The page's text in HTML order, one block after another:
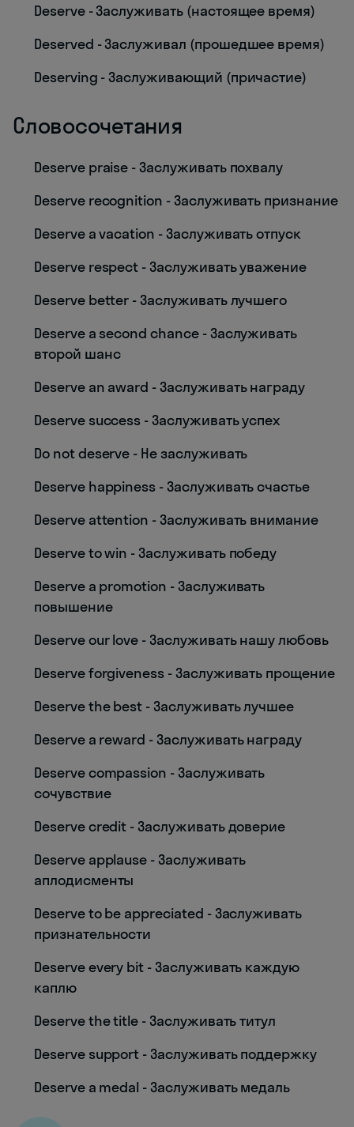
Deserve - Заслуживать (настоящее время)
Deserved - Заслуживал (прошедшее время)
Deserving - Заслуживающий (причастие)
Словосочетания
Deserve praise - Заслуживать похвалу
Deserve recognition - Заслуживать признание
Deserve a vacation - Заслуживать отпуск
Deserve respect - Заслуживать уважение
Deserve better - Заслуживать лучшего
Deserve a second chance - Заслуживать
второй шанс
Deserve an award - Заслуживать награду
Deserve success - Заслуживать успех
Do not deserve - Не заслуживать
Deserve happiness - Заслуживать счастье
Deserve attention - Заслуживать внимание
Deserve to win - Заслуживать победу
Deserve a promotion - Заслуживать
повышение
Deserve our love - Заслуживать нашу любовь
Deserve forgiveness - Заслуживать прощение
Deserve the best - Заслуживать лучшее
Deserve a reward - Заслуживать награду
Deserve compassion - Заслуживать
сочувствие
Deserve credit - Заслуживать доверие
Deserve applause - Заслуживать
аплодисменты
Deserve to be appreciated - Заслуживать
признательности
Deserve every bit - Заслуживать каждую
каплю
Deserve the title - Заслуживать титул
Deserve support - Заслуживать поддержку
Deserve a medal - Заслуживать медаль